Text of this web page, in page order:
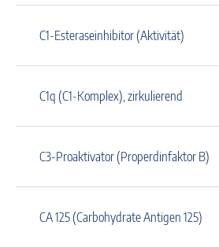
C1-Esteraseinhibitor (Aktivität)
C1q (C1-Komplex), zirkulierend
C3-Proaktivator (Properdinfaktor B)
CA 125 (Carbohydrate Antigen 125)